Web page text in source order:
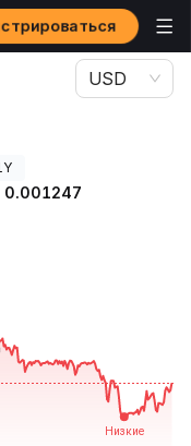
USD
0.001247